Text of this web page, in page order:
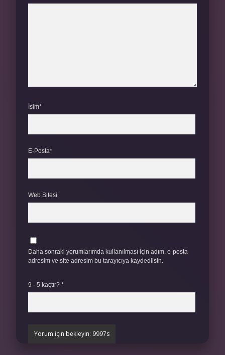
İsim*
E-Posta*
Web Sitesi
Daha sonraki yorumlarımda kullanılması için adım, e-posta
adresim ve site adresim bu tarayıcıya kaydedilsin.
9 - 5 kaçtır? *